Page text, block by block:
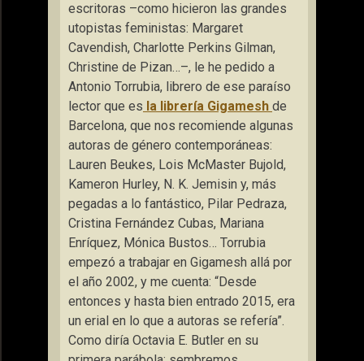
escritoras –como hicieron las grandes
utopistas feministas: Margaret
Cavendish, Charlotte Perkins Gilman,
Christine de Pizan…–, le he pedido a
Antonio Torrubia, librero de ese paraíso
lector que es la librería Gigamesh de
Barcelona, que nos recomiende algunas
autoras de género contemporáneas:
Lauren Beukes, Lois McMaster Bujold,
Kameron Hurley, N. K. Jemisin y, más
pegadas a lo fantástico, Pilar Pedraza,
Cristina Fernández Cubas, Mariana
Enríquez, Mónica Bustos… Torrubia
empezó a trabajar en Gigamesh allá por
el año 2002, y me cuenta: “Desde
entonces y hasta bien entrado 2015, era
un erial en lo que a autoras se refería”.
Como diría Octavia E. Butler en su